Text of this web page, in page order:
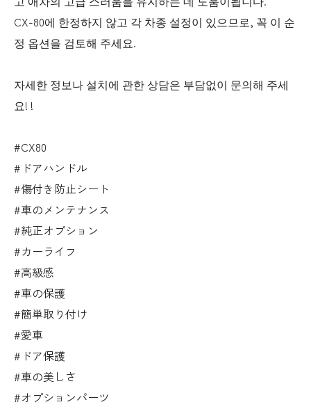
CX-80에 한정하지 않고 각 차종 설정이 있으므로, 꼭 이 순
정 옵션을 검토해 주세요.
자세한 정보나 설치에 관한 상담은 부담없이 문의해 주세
요! !
#CX80
#ドアハンドル
#傷付き防止シート
#車のメンテナンス
#純正オプション
#カーライフ
#高級感
#車の保護
#簡単取り付け
#愛車
#ドア保護
#車の美しさ
#オプションパーツ